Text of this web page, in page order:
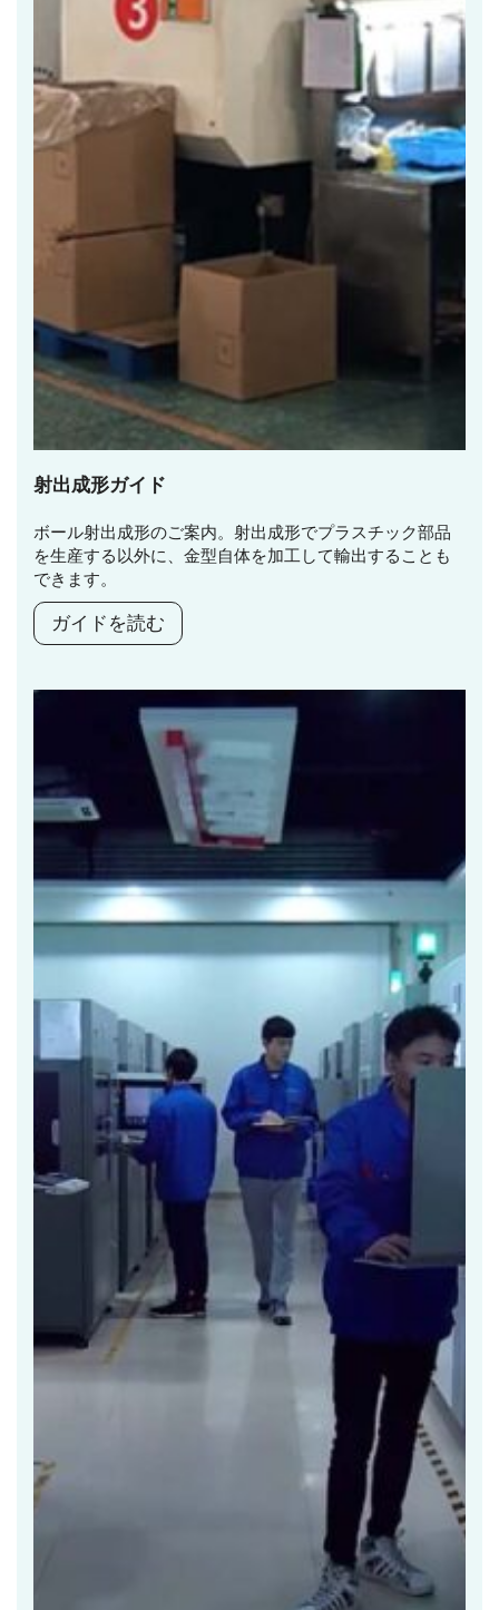
射出成形ガイド
ボール射出成形のご案内。射出成形でプラスチック部品
を生産する以外に、金型自体を加工して輸出することも
できます。
ガイドを読む